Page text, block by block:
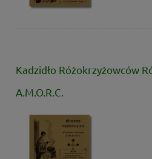
Kadzidło Różokrzyżowców
A.M.O.R.C.